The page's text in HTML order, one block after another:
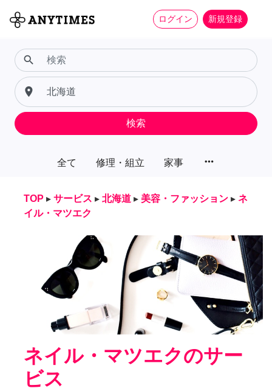
ログイン 新規登録
全て 修理・組立 家事 more_horiz
search
place
検索
TOP ▸ サービス ▸ 北海道 ▸ 美容・ファッション ▸ ネ
イル・マツエク
ネイル・マツエクのサー
ビス